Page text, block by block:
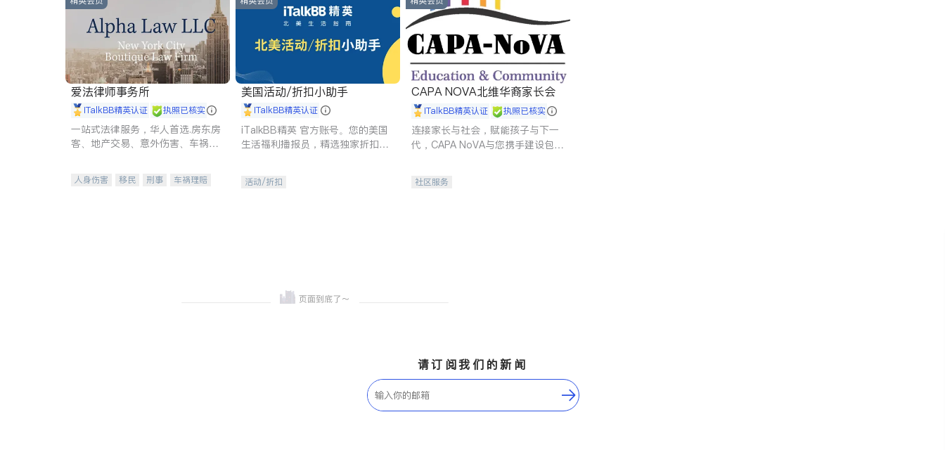
爱法律师事务所
iTalkBB精英认证 执照已核实
一站式法律服务，华人首选.房东房
客、地产交易、意外伤害、车祸重
人身伤害 移民 刑事
车祸理赔
美国活动/折扣小助手
iTalkBB精英认证
iTalkBB精英 官方账号。您的美国
生活福利播报员，精选独家折扣、
活动/折扣
CAPA NOVA北维华裔家长会
iTalkBB精英认证 执照已核实
连接家长与社会，赋能孩子与下一
代，CAPA NoVA与您携手建设包
社区服务
请订阅我们的新闻